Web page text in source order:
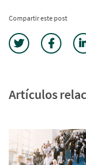
Compartir este post
Artículos